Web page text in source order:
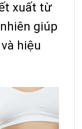
xuất từ
giúp
hiệu